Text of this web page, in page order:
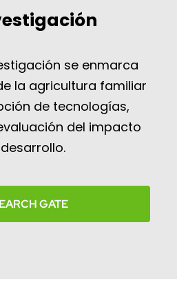
se enmarca
la agricultura familiar
de tecnologías,
del impacto
GATE